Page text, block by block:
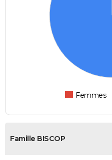
Femmes
Famille BISCOP